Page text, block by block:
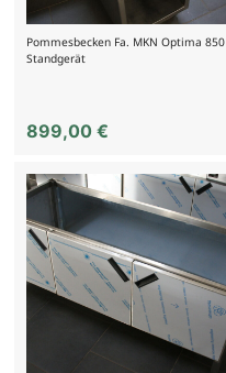
Pommesbecken Fa. MKN Optima 850
Standgerät
899,00 €